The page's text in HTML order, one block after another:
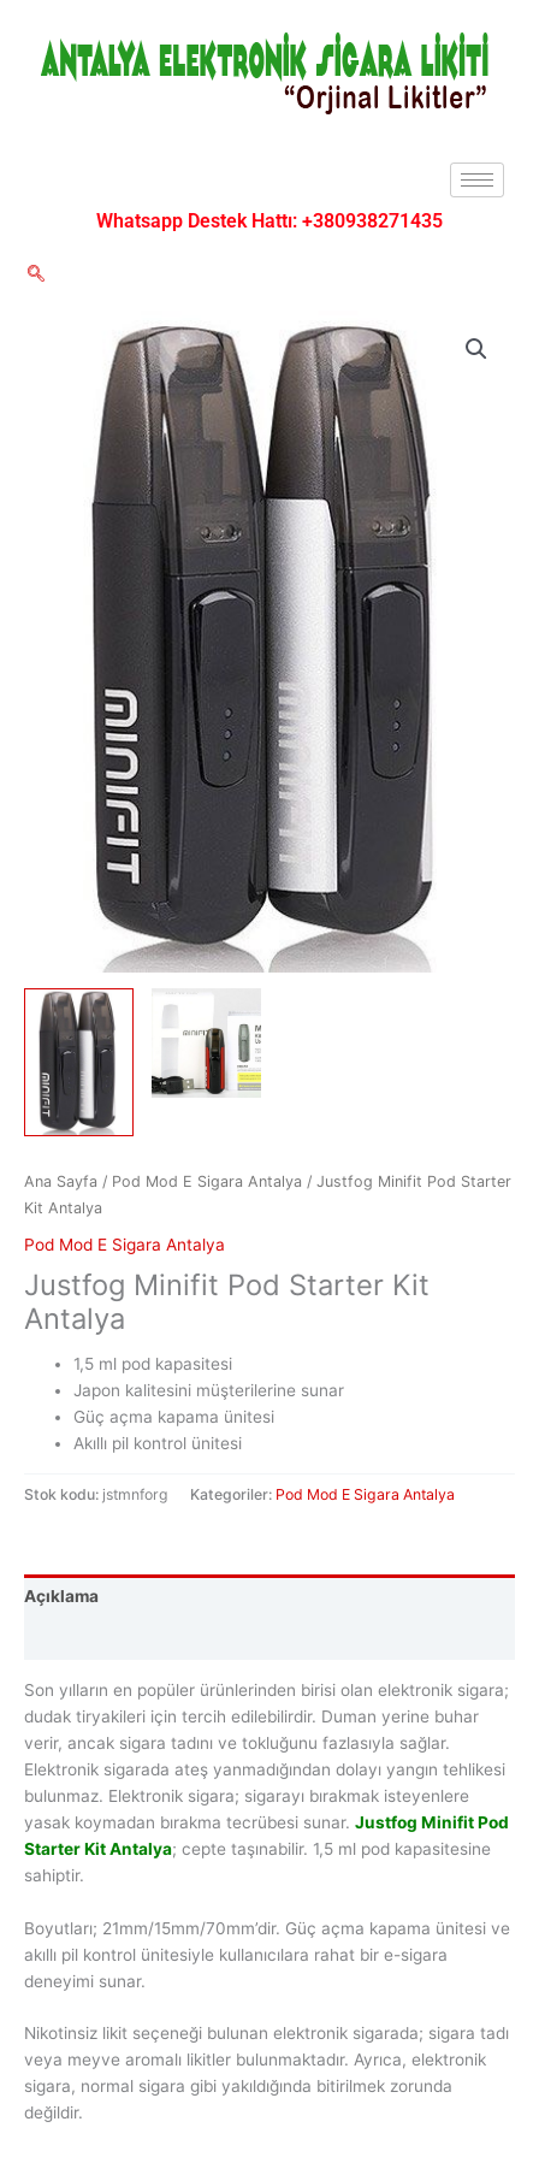
Whatsapp Destek Hattı: +380938271435
Ana Sayfa / Pod Mod E Sigara Antalya / Justfog Minifit Pod Starter
Kit Antalya
Pod Mod E Sigara Antalya
Justfog Minifit Pod Starter Kit
Antalya
1,5 ml pod kapasitesi
Japon kalitesini müşterilerine sunar
Güç açma kapama ünitesi
Akıllı pil kontrol ünitesi
Stok kodu: jstmnforg Kategoriler: Pod Mod E Sigara Antalya
Açıklama
Son yılların en popüler ürünlerinden birisi olan elektronik sigara;
dudak tiryakileri için tercih edilebilirdir. Duman yerine buhar
verir, ancak sigara tadını ve tokluğunu fazlasıyla sağlar.
Elektronik sigarada ateş yanmadığından dolayı yangın tehlikesi
bulunmaz. Elektronik sigara; sigarayı bırakmak isteyenlere
yasak koymadan bırakma tecrübesi sunar. Justfog Minifit Pod
Starter Kit Antalya; cepte taşınabilir. 1,5 ml pod kapasitesine
sahiptir.
Boyutları; 21mm/15mm/70mm’dir. Güç açma kapama ünitesi ve
akıllı pil kontrol ünitesiyle kullanıcılara rahat bir e-sigara
deneyimi sunar.
Nikotinsiz likit seçeneği bulunan elektronik sigarada; sigara tadı
veya meyve aromalı likitler bulunmaktadır. Ayrıca, elektronik
sigara, normal sigara gibi yakıldığında bitirilmek zorunda
değildir.